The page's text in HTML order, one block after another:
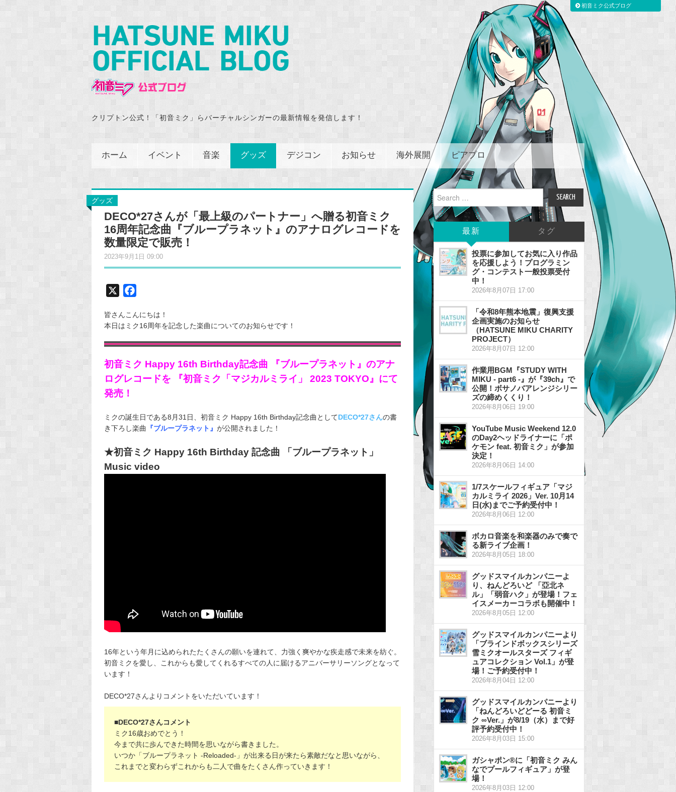
クリプトン公式！「初音ミク」らバーチャルシンガーの最新情報を発信します！
ホーム イベント 音楽 グッズ デジコン お知らせ 海外展開 ピアプロ
グッズ
DECO*27さんが「最上級のパートナー」へ贈る初音ミク
16周年記念曲『ブループラネット』のアナログレコードを
数量限定で販売！
2023年9月1日 09:00
c
e
b
o
k
皆さんこんにちは！
本日はミク16周年を記念した楽曲についてのお知らせです！
初音ミク Happy 16th Birthday記念曲 『ブループラネット』のアナ
ログレコードを 『初音ミク「マジカルミライ」 2023 TOKYO』にて
発売！
ミクの誕生日である8月31日、初音ミク Happy 16th Birthday記念曲としてDECO*27さんの書
き下ろし楽曲
『ブループラネット』 が公開されました！
★初音ミク Happy 16th Birthday 記念曲 「ブループラネット」
Music video
16年という年月に込められたたくさんの願いを連れて、力強く爽やかな疾走感で未来を紡ぐ。
初音ミクを愛し、これからも愛してくれるすべての人に届けるアニバーサリーソングとなって
います！
DECO*27さんよりコメントをいただいています！
■DECO*27さんコメント
ミク16歳おめでとう！
今まで共に歩んできた時間を思いながら書きました。
いつか「ブループラネット -Reloaded-」が出来る日が来たら素敵だなと思いながら、
これまでと変わらずこれからも二人で曲をたくさん作っていきます！
Search
for:
最新 タグ
投票に参加してお気に入り作品
を応援しよう！プログラミン
グ・コンテスト一般投票受付
中！
2026年8月07日 17:00
「令和8年熊本地震」復興支援
企画実施のお知らせ
（HATSUNE MIKU CHARITY
PROJECT）
2026年8月07日 12:00
作業用BGM『STUDY WITH
MIKU - part6 -』が『39ch』で
公開！ボサノバアレンジシリー
ズの締めくくり！
2026年8月06日 19:00
YouTube Music Weekend 12.0
のDay2ヘッドライナーに「ポ
ケモン feat. 初音ミク」が参加
決定！
2026年8月06日 14:00
1/7スケールフィギュア「マジ
カルミライ 2026」Ver. 10月14
日(水)までご予約受付中！
2026年8月06日 12:00
ボカロ音楽を和楽器のみで奏で
る新ライブ企画！
2026年8月05日 18:00
グッドスマイルカンパニーよ
り、ねんどろいど 「亞北ネ
ル」「弱音ハク」が登場！フェ
イスメーカーコラボも開催中！
2026年8月05日 12:00
グッドスマイルカンパニーより
「ブラインドボックスシリーズ
雪ミクオールスターズ フィギ
ュアコレクション Vol.1」が登
場！ご予約受付中！
2026年8月04日 12:00
グッドスマイルカンパニーより
「ねんどろいどどーる 初音ミ
ク ∞Ver.」が8/19（水）まで好
評予約受付中！
2026年8月03日 15:00
ガシャポン®に「初音ミク みん
なでプールフィギュア」が登
場！
2026年8月03日 12:00
初音ミク公式ブログ